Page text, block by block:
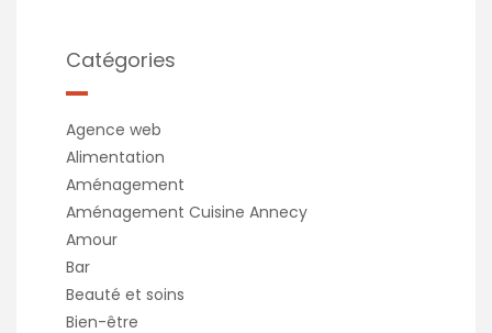
Catégories
Agence web
Alimentation
Aménagement
Aménagement Cuisine Annecy
Amour
Bar
Beauté et soins
Bien-être